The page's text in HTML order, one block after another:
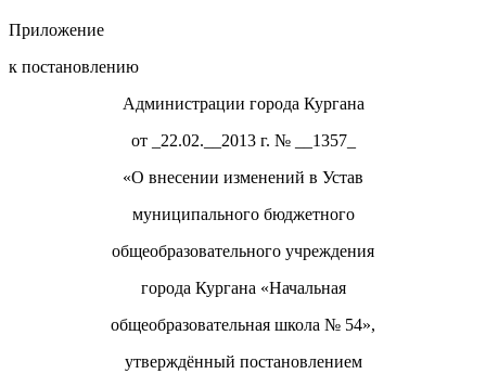
Приложение
к постановлению
Администрации города Кургана
от _22.02.__2013 г. № __1357_
«О внесении изменений в Устав
муниципального бюджетного
общеобразовательного учреждения
города Кургана «Начальная
общеобразовательная школа № 54»,
утверждённый постановлением